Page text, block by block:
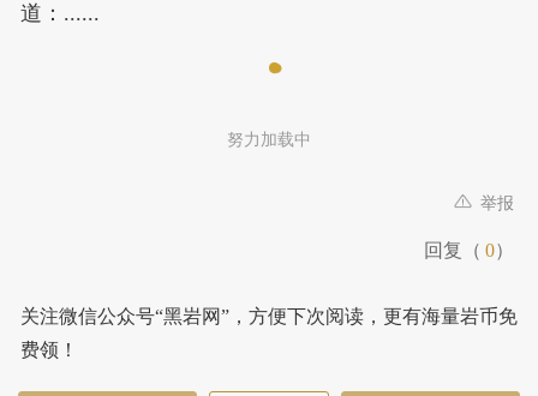
道：......
努力加载中
举报
回复（ 0）
关注微信公众号“黑岩网”，方便下次阅读，更有海量岩币免
费领！